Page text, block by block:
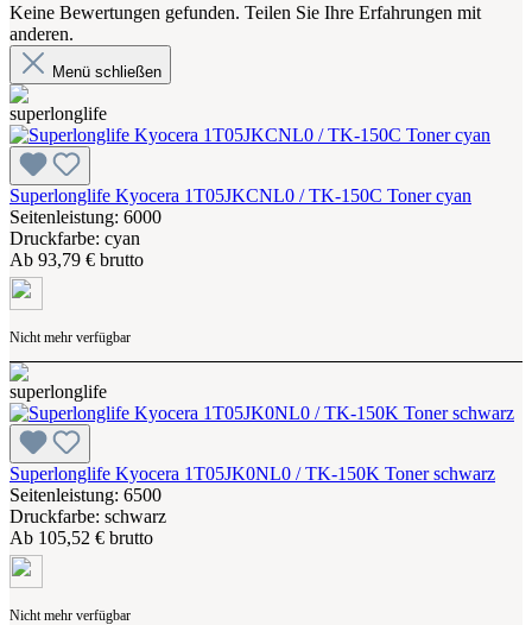
Keine Bewertungen gefunden. Teilen Sie Ihre Erfahrungen mit
anderen.
Menü schließen
Superlonglife Kyocera 1T05JKCNL0 / TK-150C Toner cyan
Seitenleistung: 6000
Druckfarbe: cyan
Ab 93,79 € brutto
Nicht mehr verfügbar
Superlonglife Kyocera 1T05JK0NL0 / TK-150K Toner schwarz
Seitenleistung: 6500
Druckfarbe: schwarz
Ab 105,52 € brutto
Nicht mehr verfügbar